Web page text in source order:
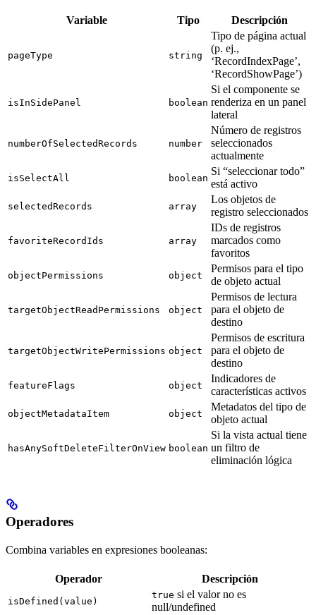
Variable Tipo Descripción
pageType string
Tipo de página actual
(p. ej.,
‘RecordIndexPage’,
‘RecordShowPage’)
isInSidePanel boolean
Si el componente se
renderiza en un panel
lateral
numberOfSelectedRecords number
Número de registros
seleccionados
actualmente
isSelectAll boolean
Si “seleccionar todo”
está activo
selectedRecords array
Los objetos de
registro seleccionados
favoriteRecordIds array
IDs de registros
marcados como
favoritos
objectPermissions object
Permisos para el tipo
de objeto actual
targetObjectReadPermissions object
Permisos de lectura
para el objeto de
destino
targetObjectWritePermissions object
Permisos de escritura
para el objeto de
destino
featureFlags object
Indicadores de
características activos
objectMetadataItem object
Metadatos del tipo de
objeto actual
hasAnySoftDeleteFilterOnView boolean
Si la vista actual tiene
un filtro de
eliminación lógica
Operadores
Combina variables en expresiones booleanas:
Operador Descripción
isDefined(value)
true si el valor no es
null/undefined